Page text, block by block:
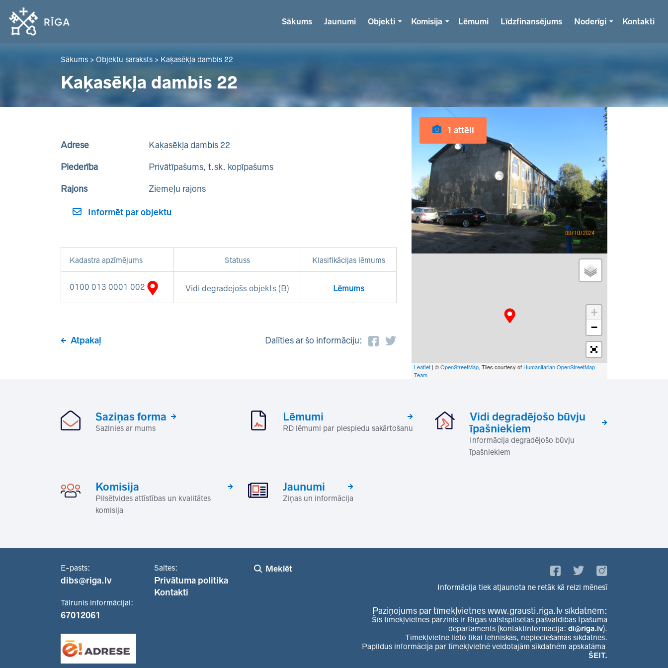
Sākums Jaunumi Objekti Komisija Lēmumi Līdzfinansējums Noderīgi Kontakti
Sākums > Objektu saraksts > Kaķasēkļa dambis 22
Kaķasēkļa dambis 22
Adrese Kaķasēkļa dambis 22
Piederība Privātīpašums, t.sk. kopīpašums
Rajons Ziemeļu rajons
Informēt par objektu
Kadastra apzīmējums Statuss Klasifikācijas lēmums
0100 013 0001 002 Vidi degradējošs objekts (B) Lēmums
Atpakaļ Dalīties ar šo informāciju:
1 attēli
+
−
Leaflet | ©OpenStreetMap, Tiles courtesy of Humanitarian OpenStreetMap
Team
Saziņas forma
Sazinies ar mums
Lēmumi
RD lēmumi par piespiedu sakārtošanu
Vidi degradējošo būvju
īpašniekiem
Informācija degradējošo būvju
īpašniekiem
Komisija
Pilsētvides attīstības un kvalitātes
komisija
Jaunumi
Ziņas un informācija
E-pasts:
dibs@riga.lv
Tālrunis informācijai:
67012061
Saites:
Privātuma politika
Kontakti
Meklēt
Informācija tiek atjaunota ne retāk kā reizi mēnesī
Paziņojums par tīmekļvietnes www.grausti.riga.lv sīkdatnēm:
Šīs tīmekļvietnes pārzinis ir Rīgas valstspilsētas pašvaldības Īpašuma
departaments (kontaktinformācija: di@riga.lv).
Tīmekļvietne lieto tikai tehniskās, nepieciešamās sīkdatnes.
Papildus informācija par tīmekļvietnē veidotajām sīkdatnēm apskatāma
ŠEIT.